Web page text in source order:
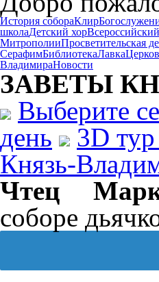
История собораКлир
школаДетский хор
МитрополииПросветительская
СерафимБиблиотекаЛавка
ВладимираНовости
ЗАВЕТЫ
Выберите
день
3D
Князь-
Чтец Марк
соборе